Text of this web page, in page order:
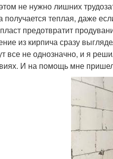
не нужно лишних
получается теплая, даже
предотвратит
из кирпича сразу
все не однозначно, и я
И на помощь мне